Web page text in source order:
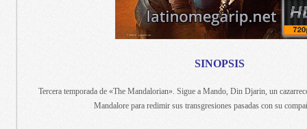
SINOPSIS
Tercera temporada de «The Mandalorian». Sigue a Mando, Din Djarin, un
Mandalore para redimir sus transgresiones pasadas con su